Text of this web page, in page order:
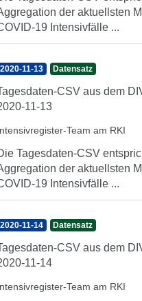
der aktuellsten
19 Intensivfälle ...
2020-11-13 Datensatz
CSV aus dem
11-13
Team am RKI
Tagesdaten-CSV
der aktuellsten
19 Intensivfälle ...
2020-11-14 Datensatz
CSV aus dem
11-14
Team am RKI